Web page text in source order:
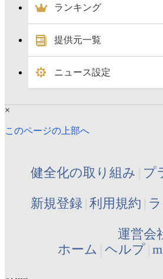
ランキング
提供元一覧
ニュース設定
×
このページの上部へ
健全化の取り組み プ
新規登録 利用規約
運営会
ホーム ヘルプ